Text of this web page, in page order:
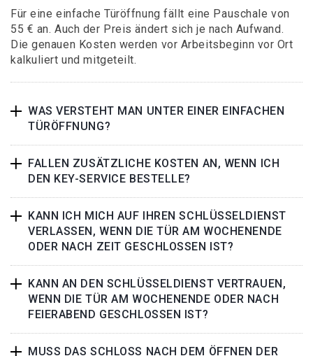
Für eine einfache Türöffnung fällt eine Pauschale von
55 € an. Auch der Preis ändert sich je nach Aufwand.
Die genauen Kosten werden vor Arbeitsbeginn vor Ort
kalkuliert und mitgeteilt.
WAS VERSTEHT MAN UNTER EINER EINFACHEN
TÜRÖFFNUNG?
FALLEN ZUSÄTZLICHE KOSTEN AN, WENN ICH
DEN KEY-SERVICE BESTELLE?
KANN ICH MICH AUF IHREN SCHLÜSSELDIENST
VERLASSEN, WENN DIE TÜR AM WOCHENENDE
ODER NACH ZEIT GESCHLOSSEN IST?
KANN AN DEN SCHLÜSSELDIENST VERTRAUEN,
WENN DIE TÜR AM WOCHENENDE ODER NACH
FEIERABEND GESCHLOSSEN IST?
MUSS DAS SCHLOSS NACH DEM ÖFFNEN DER